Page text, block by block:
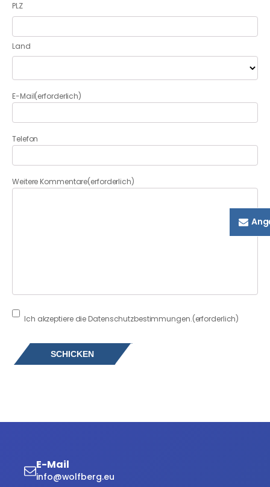
PLZ
Land
E-Mail(erforderlich)
Telefon
Weitere Kommentare(erforderlich)
Consent (erforderlich)
Ich akzeptiere die Datenschutzbestimmungen.(erforderlich)
E-Mail
info@wolfberg.eu